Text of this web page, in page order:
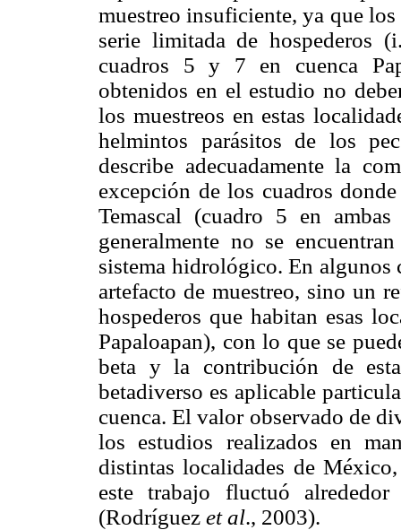
muestreo insuficiente, ya que
serie limitada de hospederos
cuadros 5 y 7 en cuenca
obtenidos en el estudio no
los muestreos en estas
helmintos parásitos de los
describe adecuadamente la
excepción de los cuadros
Temascal (cuadro 5 en
generalmente no se
sistema hidrológico. En algunos
artefacto de muestreo, sino un
hospederos que habitan esas
Papaloapan), con lo que se
beta y la contribución de
betadiverso es aplicable
cuenca. El valor observado de
los estudios realizados en
distintas localidades de
este trabajo fluctuó
(Rodríguez et al., 2003).